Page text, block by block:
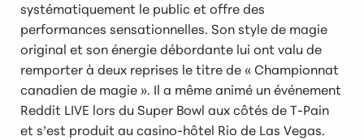
systématiquement le public et offre des
performances sensationnelles. Son style de magie
original et son énergie débordante lui ont valu de
remporter à deux reprises le titre de « Championnat
canadien de magie ». Il a même animé un événement
Reddit LIVE lors du Super Bowl aux côtés de T-Pain
et s’est produit au casino-hôtel Rio de Las Vegas.